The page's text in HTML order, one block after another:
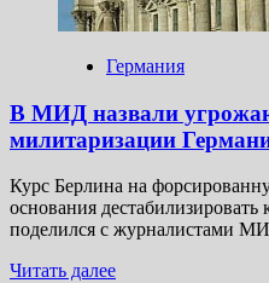
Германия
В МИД назвали
милитаризации
Курс Берлина на
основания
поделился с журналистами
Читать далееПрочитать